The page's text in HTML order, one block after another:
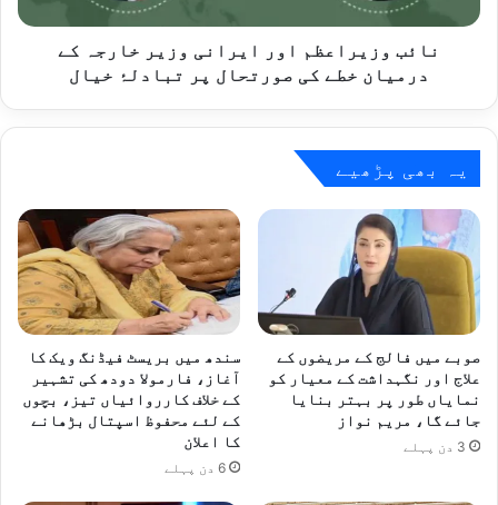
خطے
نائب وزیراعظم اور ایرانی وزیر خارجہ کے
درمیان خطے کی صورتحال پر تبادلۂ خیال
یہ بھی پڑھیے
صوبے میں فالج کے مریضوں کے
علاج اور نگہداشت کے معیار کو
نمایاں طور پر بہتر بنایا
جائے گا، مریم نواز
3 دن پہلے
سندھ میں بریسٹ فیڈنگ ویک کا
آغاز، فارمولا دودھ کی تشہیر
کے خلاف کارروائیاں تیز، بچوں
کے لئے محفوظ اسپتال بڑھانے
کا اعلان
6 دن پہلے